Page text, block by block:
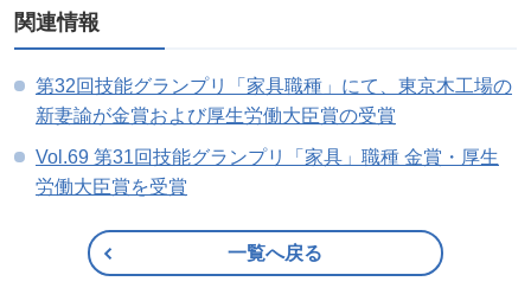
関連情報
第32回技能グランプリ「家具職種」にて、東京木工場の
新妻諭が金賞および厚生労働大臣賞の受賞
Vol.69 第31回技能グランプリ「家具」職種 金賞・厚生
労働大臣賞を受賞
一覧へ戻る